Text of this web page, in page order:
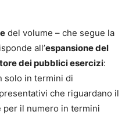
del volume – che segue la
all’espansione del
dei pubblici esercizi:
solo in termini di
che riguardano il
per il numero in termini